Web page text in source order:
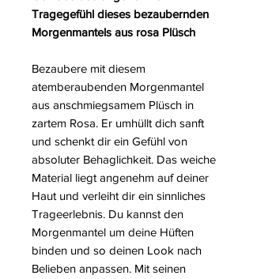
Tragegefühl dieses bezaubernden
Morgenmantels aus rosa Plüsch
Bezaubere mit diesem
atemberaubenden Morgenmantel
aus anschmiegsamem Plüsch in
zartem Rosa. Er umhüllt dich sanft
und schenkt dir ein Gefühl von
absoluter Behaglichkeit. Das weiche
Material liegt angenehm auf deiner
Haut und verleiht dir ein sinnliches
Trageerlebnis. Du kannst den
Morgenmantel um deine Hüften
binden und so deinen Look nach
Belieben anpassen. Mit seinen